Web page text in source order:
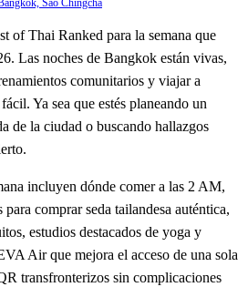
Sao Chingcha
of Thai Ranked para la semana que
Las noches de Bangkok están vivas,
comunitarios y viajar a
Ya sea que estés planeando un
de la ciudad o buscando hallazgos
incluyen dónde comer a las 2 AM,
comprar seda tailandesa auténtica,
estudios destacados de yoga y
Air que mejora el acceso de una sola
transfronterizos sin complicaciones